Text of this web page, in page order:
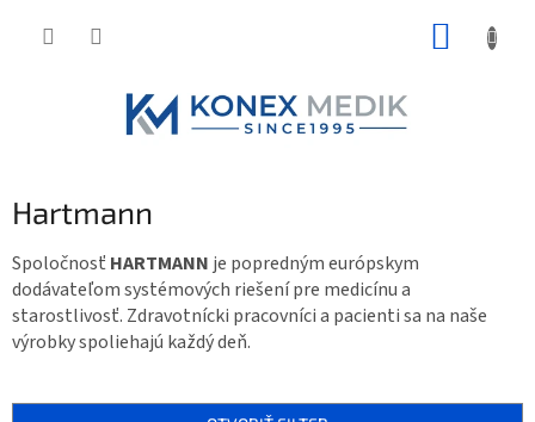
Hartmann
SpoločnosťHARTMANN je popredným európskym
dodávateľom systémových riešení pre medicínu a
starostlivosť. Zdravotnícki pracovníci a pacienti sa na naše
výrobky spoliehajú každý deň.